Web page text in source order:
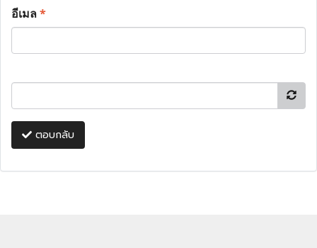
อีเมล*
ตอบกลับ